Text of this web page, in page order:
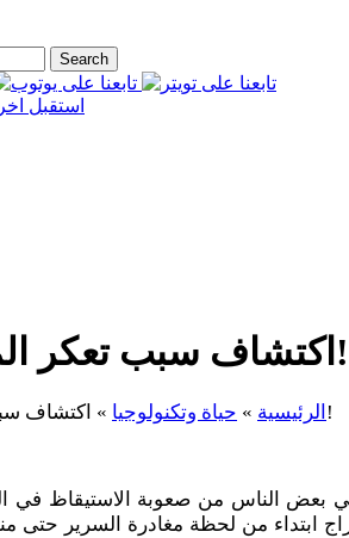
اكتشاف سبب تعكر المزاج صباحا!
الرئيسية » حياة وتكنولوجيا » اكتشاف سبب تعكر المزاج صباحا!
بعض الناس من صعوبة الاستيقاظ في
ابتداء من لحظة مغادرة السرير حتى